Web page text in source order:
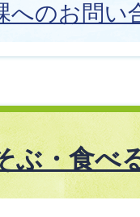
へのお問い
ぶ・食べ